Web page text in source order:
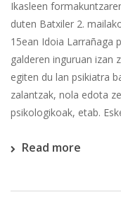
Ikasleen
duten Batxiler 2.
15ean Idoia Larrañaga
galderen inguruan izan
egiten du lan psikiatra
zalantzak, nola edota
psikologikoak, etab.
Read more